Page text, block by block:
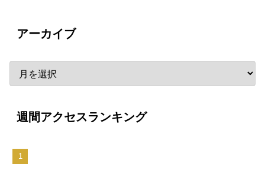
アーカイブ
週間アクセスランキング